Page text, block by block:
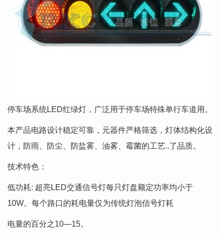
停车场系统LED红绿灯，广泛用于停车场特殊单行车道用。
本产品电路设计稳定可靠，元器件严格筛选，灯体结构化设
计，防雨、防尘、防盐雾、油雾、霉菌的工艺..了品质。
技术特色：
低功耗: 超亮LED交通信号灯每只灯盘额定功率均小于
10W。每个路口的耗电量仅为传统灯泡信号灯耗
电量的百分之10—15。